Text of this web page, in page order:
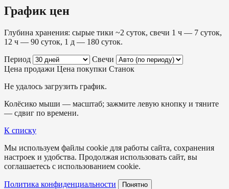
График цен
Глубина хранения: сырые тики ~2 суток, свечи 1 ч — 7 суток,
12 ч — 90 суток, 1 д — 180 суток.
Период
Свечи
Цена продажи Цена покупки Станок
Не удалось загрузить график.
Колёсико мыши — масштаб; зажмите левую кнопку и тяните
— сдвиг по времени.
К списку
Мы используем файлы cookie для работы сайта, сохранения
настроек и удобства. Продолжая использовать сайт, вы
соглашаетесь с использованием cookie.
Политика конфиденциальности Понятно